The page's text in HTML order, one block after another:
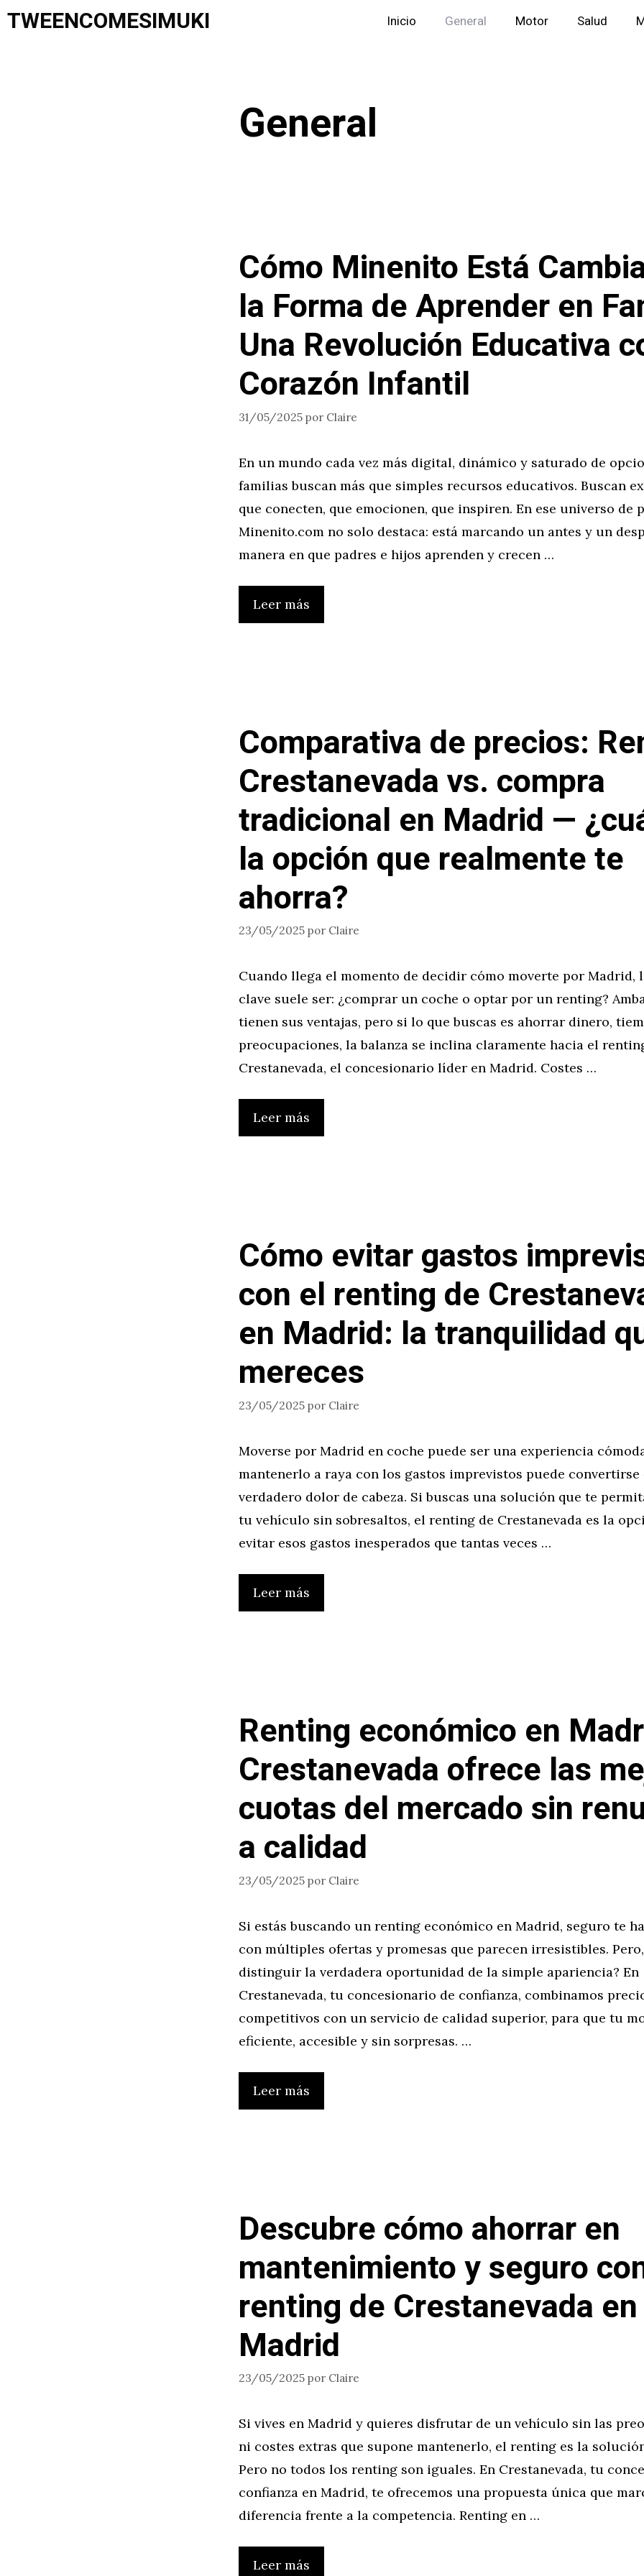
Saltar
TWEENCOMESIMUKI Inicio General Motor Salud
General
Cómo Minenito Está
la Forma de Aprender en
Una Revolución Educativa
Corazón Infantil
31/05/2025 por Claire
En un mundo cada vez más digital, dinámico y saturado de
familias buscan más que simples recursos educativos. Buscan
que conecten, que emocionen, que inspiren. En ese universo de
Minenito.com no solo destaca: está marcando un antes y un
manera en que padres e hijos aprenden y crecen …
Leer más
Comparativa de precios:
Crestanevada vs. compra
tradicional en Madrid —
la opción que realmente te
ahorra?
23/05/2025 por Claire
Cuando llega el momento de decidir cómo moverte por Madrid,
clave suele ser: ¿comprar un coche o optar por un renting?
tienen sus ventajas, pero si lo que buscas es ahorrar dinero,
preocupaciones, la balanza se inclina claramente hacia el
Crestanevada, el concesionario líder en Madrid. Costes …
Leer más
Cómo evitar gastos
con el renting de
en Madrid: la tranquilidad
mereces
23/05/2025 por Claire
Moverse por Madrid en coche puede ser una experiencia
mantenerlo a raya con los gastos imprevistos puede convertirse
verdadero dolor de cabeza. Si buscas una solución que te
tu vehículo sin sobresaltos, el renting de Crestanevada es la
evitar esos gastos inesperados que tantas veces …
Leer más
Renting económico en
Crestanevada ofrece las
cuotas del mercado sin
a calidad
23/05/2025 por Claire
Si estás buscando un renting económico en Madrid, seguro te
con múltiples ofertas y promesas que parecen irresistibles.
distinguir la verdadera oportunidad de la simple apariencia? En
Crestanevada, tu concesionario de confianza, combinamos
competitivos con un servicio de calidad superior, para que tu
eficiente, accesible y sin sorpresas. …
Leer más
Descubre cómo ahorrar en
mantenimiento y seguro
renting de Crestanevada en
Madrid
23/05/2025 por Claire
Si vives en Madrid y quieres disfrutar de un vehículo sin las
ni costes extras que supone mantenerlo, el renting es la
Pero no todos los renting son iguales. En Crestanevada, tu
confianza en Madrid, te ofrecemos una propuesta única que
diferencia frente a la competencia. Renting en …
Leer más